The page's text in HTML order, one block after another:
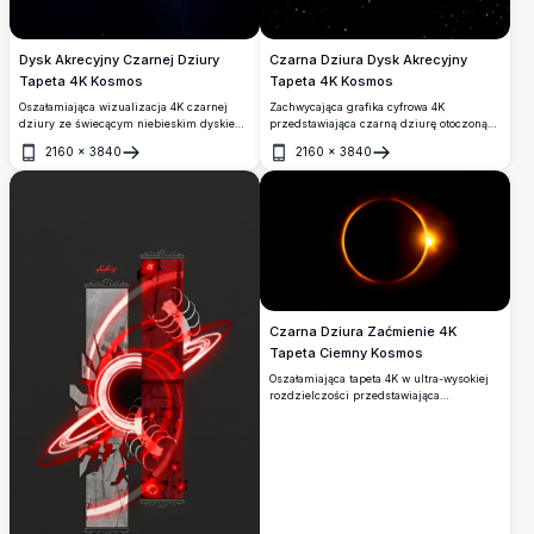
Dysk Akrecyjny Czarnej Dziury
Tapeta 4K Kosmos
Oszałamiająca wizualizacja 4K czarnej
dziury ze świecącym niebieskim dyskiem
akrecyjnym i efektem soczewkowania
grawitacyjnego. Światło dramatycznie
ugina się wokół horyzontu zdarzeń na tle
2160 × 3840
Otwórz
Czarna Dziura Dysk Akrecyjny
Tapeta 4K Kosmos
Zachwycająca grafika cyfrowa 4K
przedstawiająca czarną dziurę otoczoną
świecącym pomarańczowym dyskiem
akrecyjnym na tle wypełnionego
gwiazdami kosmosu. Szczątki i światło
wirują dramatycznie, oddając ogromną
siłę grawitacyjną tego kosmicznego
2160 × 3840
Otwórz
Czarna Dziura Zaćmienie 4K
Tapeta Ciemny Kosmos
Oszałamiająca tapeta 4K w ultra-wysokiej
rozdzielczości przedstawiająca